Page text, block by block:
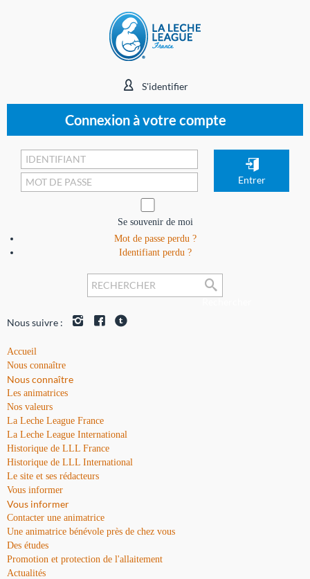
S'identifier
Connexion à votre compte
Se souvenir de moi
Mot de passe perdu ?
Identifiant perdu ?
Nous suivre :
Accueil
Nous connaître
Nous connaître
Les animatrices
Nos valeurs
La Leche League France
La Leche League International
Historique de LLL France
Historique de LLL International
Le site et ses rédacteurs
Vous informer
Vous informer
Contacter une animatrice
Une animatrice bénévole près de chez vous
Des études
Promotion et protection de l'allaitement
Actualités